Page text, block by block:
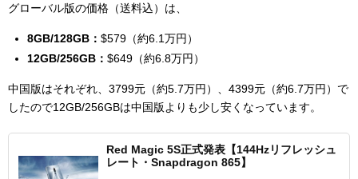
グローバル版の価格（送料込）は、
8GB/128GB： $579（約6.1万円）
12GB/256GB： $649（約6.8万円）
中国版はそれぞれ、3799元（約5.7万円）、4399元（約6.7万円）で
したので12GB/256GBは中国版よりも少し安くなっています。
Red Magic 5S正式発表【144Hzリフレッシュ
レート・Snapdragon 865】